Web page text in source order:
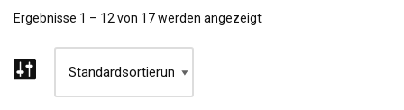
Ergebnisse 1 – 12 von 17 werden angezeigt